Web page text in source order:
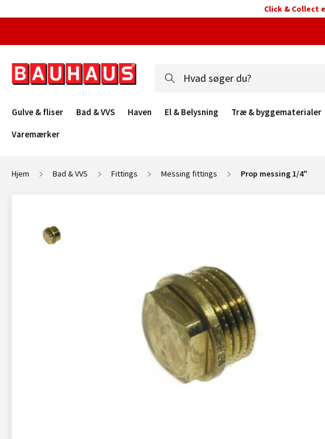
Click & Collect
Gulve & fliser Bad & VVS Haven El & Belysning Træ & byggematerialer
Varemærker
Hjem Bad & VVS Fittings Messing fittings Prop messing 1/4"